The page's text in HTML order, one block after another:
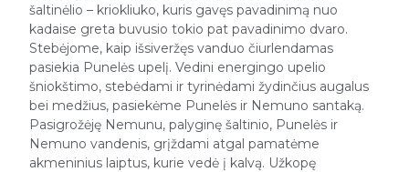
šaltinėlio – kriokliuko, kuris gavęs pavadinimą nuo
kadaise greta buvusio tokio pat pavadinimo dvaro.
Stebėjome, kaip išsiveržęs vanduo čiurlendamas
pasiekia Punelės upelį. Vedini energingo upelio
šniokštimo, stebėdami ir tyrinėdami žydinčius augalus
bei medžius, pasiekėme Punelės ir Nemuno santaką.
Pasigrožėję Nemunu, palyginę šaltinio, Punelės ir
Nemuno vandenis, grįždami atgal pamatėme
akmeninius laiptus, kurie vedė į kalvą. Užkopę